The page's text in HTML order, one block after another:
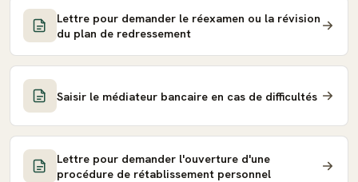
Lettre pour demander le réexamen ou la révision
du plan de redressement
Saisir le médiateur bancaire en cas de difficultés
Lettre pour demander l'ouverture d'une
procédure de rétablissement personnel